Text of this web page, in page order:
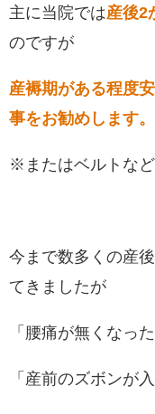
主に当院では産後2
のですが
産褥期がある程度
事をお勧めします。
※またはベルトなど
今まで数多くの産
てきましたが
「腰痛が無くなった
「産前のズボンが